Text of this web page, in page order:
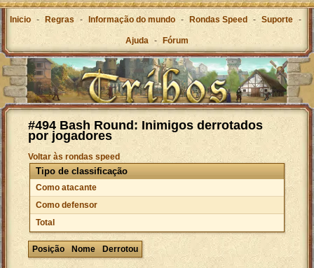
Inicio - Regras - Informação do mundo - Rondas Speed - Suporte -
Ajuda - Fórum
#494 Bash Round: Inimigos derrotados
por jogadores
Voltar às rondas speed
Tipo de classificação
Como atacante
Como defensor
Total
Posição Nome Derrotou